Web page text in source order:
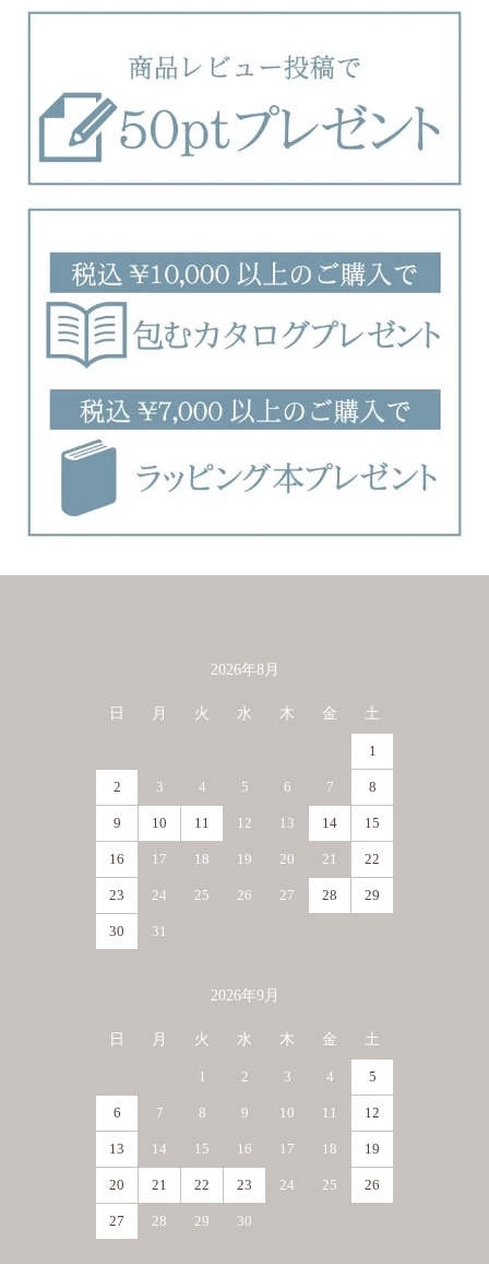
2026年8月
日 月 火 水 木 金 土
1
2 3 4 5 6 7 8
9 10 11 12 13 14 15
16 17 18 19 20 21 22
23 24 25 26 27 28 29
30 31
2026年9月
日 月 火 水 木 金 土
1 2 3 4 5
6 7 8 9 10 11 12
13 14 15 16 17 18 19
20 21 22 23 24 25 26
27 28 29 30